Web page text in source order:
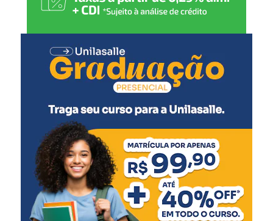
A secretária-adjunta de Projetos e Captação de Recursos,
Jerusa Mattos, detalhou as intervenções previstas.
“Serão realizadas reformas
para qualificar o pátio
escolar, a drenagem do
parquinho, implantação de
mobiliários como mesas e
bancos e a acessibilidade
das calçadas. Também
teremos a reforma do pátio